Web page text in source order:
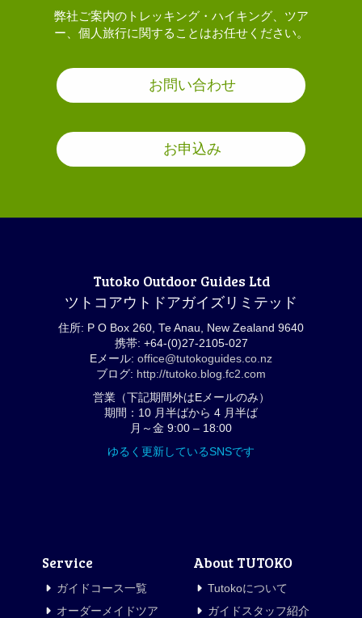
弊社ご案内のトレッキング・ハイキング、ツア
ー、個人旅行に関することはお任せください。
お問い合わせ
お申込み
Tutoko Outdoor Guides Ltd
ツトコアウトドアガイズリミテッド
住所: P O Box 260, Te Anau, New Zealand 9640
携帯: +64-(0)27-2105-027
Eメール: office@tutokoguides.co.nz
ブログ: http://tutoko.blog.fc2.com
営業（下記期間外はEメールのみ）
期間：10 月半ばから 4 月半ば
月～金 9:00 – 18:00
ゆるく更新しているSNSです
Service
ガイドコース一覧
オーダーメイドツア
About TUTOKO
Tutokoについて
ガイドスタッフ紹介